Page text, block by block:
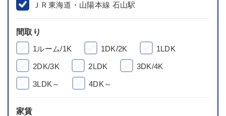
ＪＲ東海道・山陽本線 石山駅
間取り
1ルーム/1K
1DK/2K 1LDK
2DK/3K 2LDK 3DK/4K
3LDK～ 4DK～
家賃